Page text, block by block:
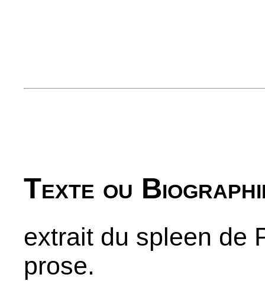
Texte ou
extrait du spleen de
prose.